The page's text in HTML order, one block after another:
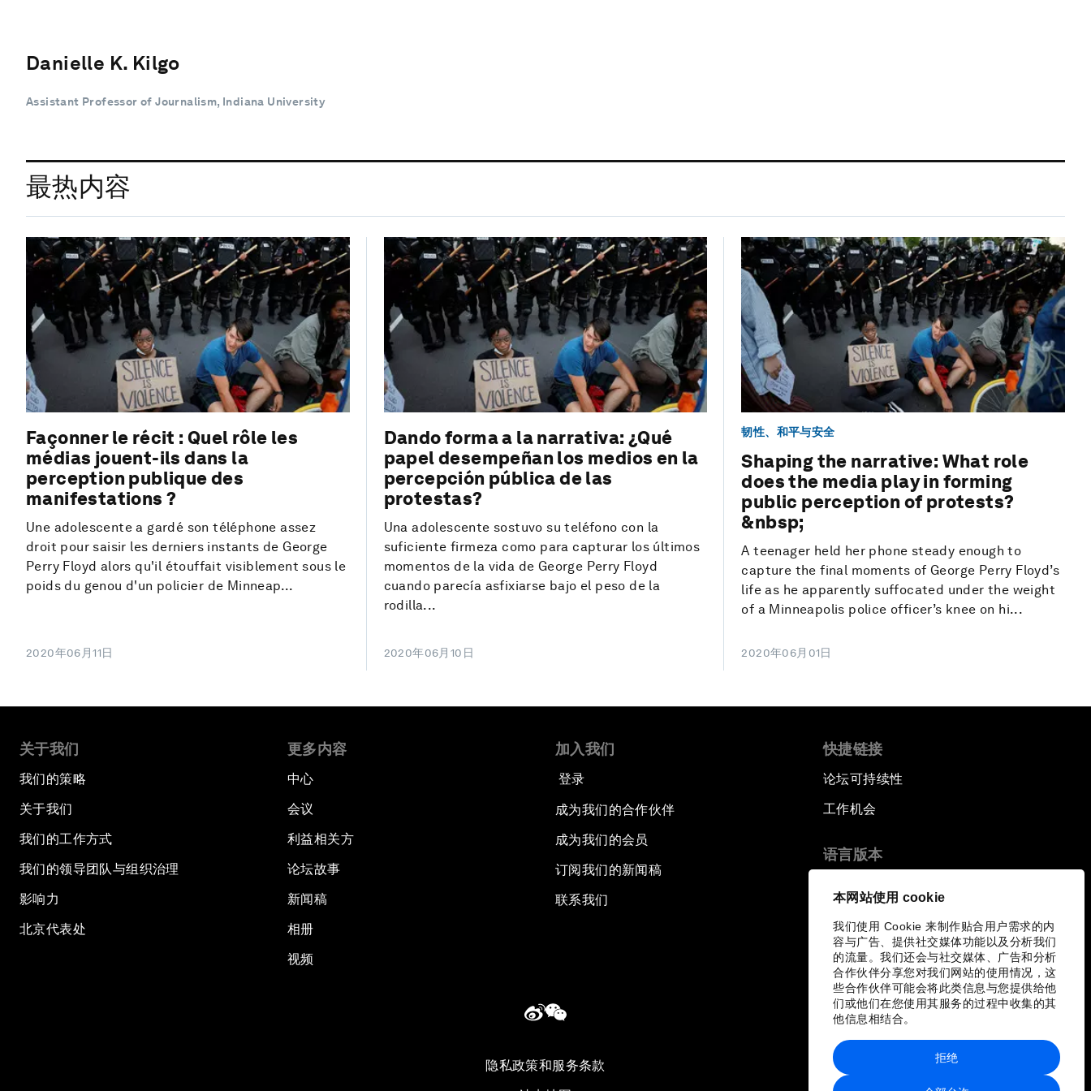
本网站使用 cookie
我们使用 Cookie 来制作贴合用户需求的内
容与广告、提供社交媒体功能以及分析我们
的流量。我们还会与社交媒体、广告和分析
合作伙伴分享您对我们网站的使用情况，这
些合作伙伴可能会将此类信息与您提供给他
们或他们在您使用其服务的过程中收集的其
他信息相结合。
拒绝
Danielle K. Kilgo
Assistant Professor of Journalism, Indiana University
最热内容
Façonner le récit : Quel rôle les
médias jouent-ils dans la
perception publique des
manifestations ?
Une adolescente a gardé son téléphone assez
droit pour saisir les derniers instants de George
Perry Floyd alors qu'il étouffait visiblement sous le
poids du genou d'un policier de Minneap...
2020年06月11日
Dando forma a la narrativa: ¿Qué
papel desempeñan los medios en la
percepción pública de las
protestas?
Una adolescente sostuvo su teléfono con la
suficiente firmeza como para capturar los últimos
momentos de la vida de George Perry Floyd
cuando parecía asfixiarse bajo el peso de la
rodilla...
2020年06月10日
韧性、和平与安全
Shaping the narrative: What role
does the media play in forming
public perception of protests?
&nbsp;
A teenager held her phone steady enough to
capture the final moments of George Perry Floyd’s
life as he apparently suffocated under the weight
of a Minneapolis police officer’s knee on hi...
2020年06月01日
关于我们
我们的策略
关于我们
我们的工作方式
我们的领导团队与组织治理
影响力
北京代表处
更多内容
中心
会议
利益相关方
论坛故事
新闻稿
相册
视频
加入我们
登录
成为我们的合作伙伴
成为我们的会员
订阅我们的新闻稿
联系我们
快捷链接
论坛可持续性
工作机会
语言版本
隐私政策和服务条款